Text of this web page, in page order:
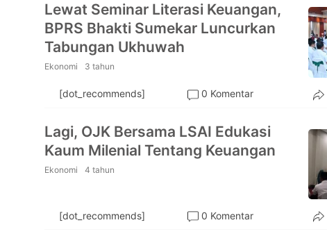
Lewat Seminar Literasi Keuangan,
BPRS Bhakti Sumekar Luncurkan
Tabungan Ukhuwah
Ekonomi 3 tahun
[dot_recommends] 0 Komentar
Lagi, OJK Bersama LSAI Edukasi
Kaum Milenial Tentang Keuangan
Ekonomi 4 tahun
[dot_recommends] 0 Komentar